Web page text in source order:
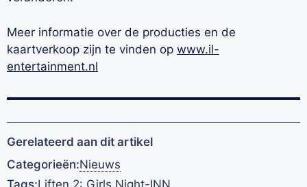
Meer informatie over de producties en de
kaartverkoop zijn te vinden op www.il-
entertainment.nl
Gerelateerd aan dit artikel
Categorieën:Nieuws
Tags:Liften 2: Girls Night-INN